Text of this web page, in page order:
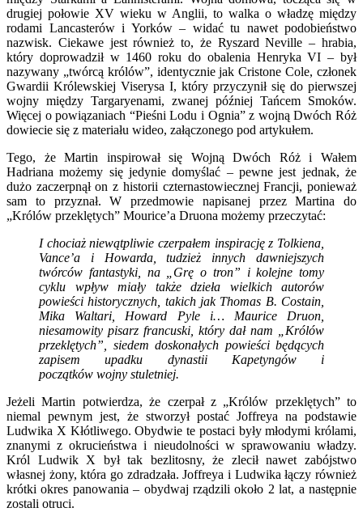
drugiej połowie XV wieku w Anglii, to walka o władzę między
rodami Lancasterów i Yorków – widać tu nawet podobieństwo
nazwisk. Ciekawe jest również to, że Ryszard Neville – hrabia,
który doprowadził w 1460 roku do obalenia Henryka VI – był
nazywany „twórcą królów”, identycznie jak Cristone Cole, członek
Gwardii Królewskiej Viserysa I, który przyczynił się do pierwszej
wojny między Targaryenami, zwanej później Tańcem Smoków.
Więcej o powiązaniach “Pieśni Lodu i Ognia” z wojną Dwóch Róż
dowiecie się z materiału wideo, załączonego pod artykułem.
Tego, że Martin inspirował się Wojną Dwóch Róż i Wałem
Hadriana możemy się jedynie domyślać – pewne jest jednak, że
dużo zaczerpnął on z historii czternastowiecznej Francji, ponieważ
sam to przyznał. W przedmowie napisanej przez Martina do
„Królów przeklętych” Mourice’a Druona możemy przeczytać:
I chociaż niewątpliwie czerpałem inspirację z Tolkiena,
Vance’a i Howarda, tudzież innych dawniejszych
twórców fantastyki, na „Grę o tron” i kolejne tomy
cyklu wpływ miały także dzieła wielkich autorów
powieści historycznych, takich jak Thomas B. Costain,
Mika Waltari, Howard Pyle i… Maurice Druon,
niesamowity pisarz francuski, który dał nam „Królów
przeklętych”, siedem doskonałych powieści będących
zapisem upadku dynastii Kapetyngów i
początków wojny stuletniej.
Jeżeli Martin potwierdza, że czerpał z „Królów przeklętych” to
niemal pewnym jest, że stworzył postać Joffreya na podstawie
Ludwika X Kłótliwego. Obydwie te postaci były młodymi królami,
znanymi z okrucieństwa i nieudolności w sprawowaniu władzy.
Król Ludwik X był tak bezlitosny, że zlecił nawet zabójstwo
własnej żony, która go zdradzała. Joffreya i Ludwika łączy również
krótki okres panowania – obydwaj rządzili około 2 lat, a następnie
zostali otruci.